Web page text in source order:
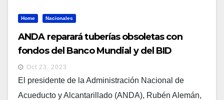
Home Nacionales
ANDA reparará tuberías obsoletas con
fondos del Banco Mundial y del BID
Oct 23, 2023
El presidente de la Administración Nacional de
Acueducto y Alcantarillado (ANDA), Rubén Alemán,